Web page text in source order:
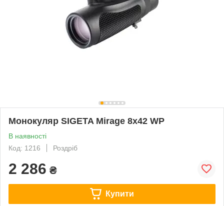
Монокуляр SIGETA Mirage 8x42 WP
В наявності
Код: 1216
Роздріб
2 286 ₴
Купити